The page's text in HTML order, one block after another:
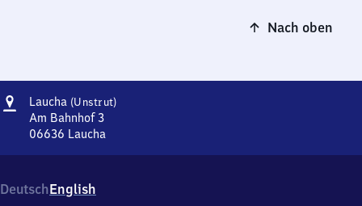
Nach oben
Adresse
Laucha (Unstrut)Laucha
Am Bahnhof 3
06636 Laucha
Am
Bahnhof
DeutschEnglish